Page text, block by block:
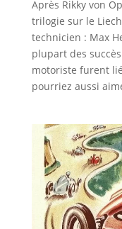
Après Rikky von
trilogie sur le
technicien : Max
plupart des
motoriste furent
pourriez aussi